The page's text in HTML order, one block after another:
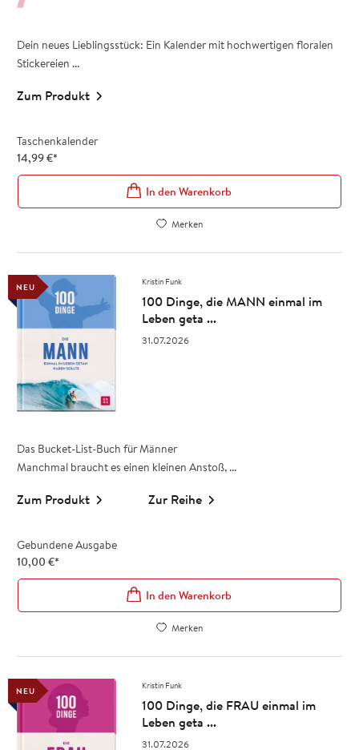
Dein neues Lieblingsstück: Ein Kalender mit hochwertigen floralen
Stickereien ...
Zum Produkt
Taschenkalender
14,99€*
In den Warenkorb
Merken
NEU Kristin Funk
100 Dinge, die MANN einmal im
Leben geta ...
31.07.2026
Das Bucket-List-Buch für Männer
Manchmal braucht es einen kleinen Anstoß, ...
Zum Produkt Zur Reihe
Gebundene Ausgabe
10,00 €*
In den Warenkorb
Merken
NEU Kristin Funk
100 Dinge, die FRAU einmal im
Leben geta ...
31.07.2026